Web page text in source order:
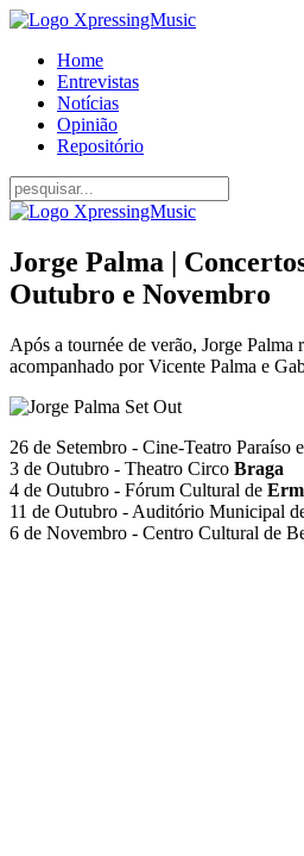
Home
Entrevistas
Notícias
Opinião
Repositório
Jorge Palma |
Outubro e Novembro
Após a tournée de verão, Jorge Palma
acompanhado por Vicente Palma e
26 de Setembro - Cine-Teatro Paraíso
3 de Outubro - Theatro Circo Braga
4 de Outubro - Fórum Cultural de
11 de Outubro - Auditório Municipal
6 de Novembro - Centro Cultural de